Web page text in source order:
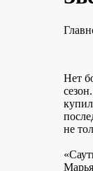
Нет
не